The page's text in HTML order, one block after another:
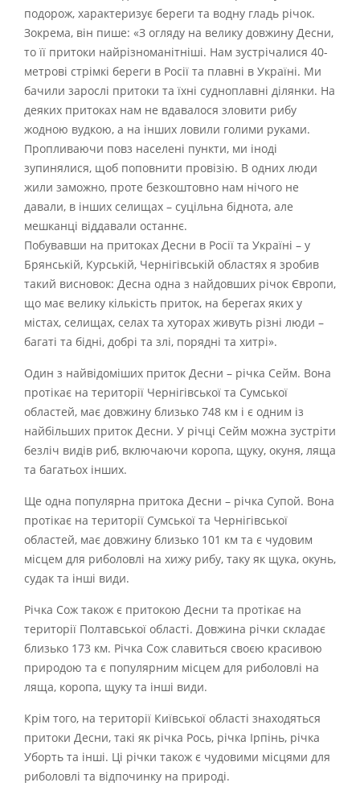
подорож, характеризує береги та водну гладь річок.
Зокрема, він пише: «З огляду на велику довжину Десни,
то її притоки найрізноманітніші. Нам зустрічалися 40-
метрові стрімкі береги в Росії та плавні в Україні. Ми
бачили зарослі притоки та їхні судноплавні ділянки. На
деяких притоках нам не вдавалося зловити рибу
жодною вудкою, а на інших ловили голими руками.
Пропливаючи повз населені пункти, ми іноді
зупинялися, щоб поповнити провізію. В одних люди
жили заможно, проте безкоштовно нам нічого не
давали, в інших селищах – суцільна біднота, але
мешканці віддавали останнє.
Побувавши на притоках Десни в Росії та Україні – у
Брянській, Курській, Чернігівській областях я зробив
такий висновок: Десна одна з найдовших річок Європи,
що має велику кількість приток, на берегах яких у
містах, селищах, селах та хуторах живуть різні люди –
багаті та бідні, добрі та злі, порядні та хитрі».
Один з найвідоміших приток Десни – річка Сейм. Вона
протікає на території Чернігівської та Сумської
областей, має довжину близько 748 км і є одним із
найбільших приток Десни. У річці Сейм можна зустріти
безліч видів риб, включаючи коропа, щуку, окуня, ляща
та багатьох інших.
Ще одна популярна притока Десни – річка Супой. Вона
протікає на території Сумської та Чернігівської
областей, має довжину близько 101 км та є чудовим
місцем для риболовлі на хижу рибу, таку як щука, окунь,
судак та інші види.
Річка Сож також є притокою Десни та протікає на
території Полтавської області. Довжина річки складає
близько 173 км. Річка Сож славиться своєю красивою
природою та є популярним місцем для риболовлі на
ляща, коропа, щуку та інші види.
Крім того, на території Київської області знаходяться
притоки Десни, такі як річка Рось, річка Ірпінь, річка
Уборть та інші. Ці річки також є чудовими місцями для
риболовлі та відпочинку на природі.